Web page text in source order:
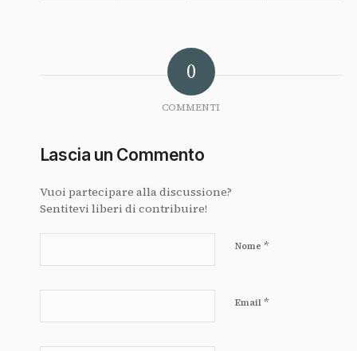
0
COMMENTI
Lascia un Commento
Vuoi partecipare alla discussione?
Sentitevi liberi di contribuire!
Nome *
Email *